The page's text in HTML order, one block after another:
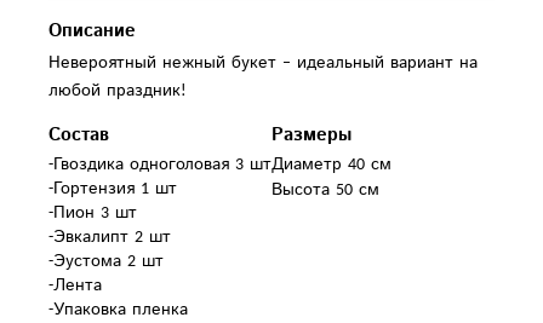
Описание
Невероятный нежный букет – идеальный вариант на
любой праздник!
Состав
-Гвоздика одноголовая 3 шт
-Гортензия 1 шт
-Пион 3 шт
-Эвкалипт 2 шт
-Эустома 2 шт
-Лента
-Упаковка пленка
Размеры
Диаметр 40 см
Высота 50 см